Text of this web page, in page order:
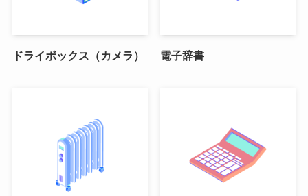
ドライボックス（カメラ） 電子辞書